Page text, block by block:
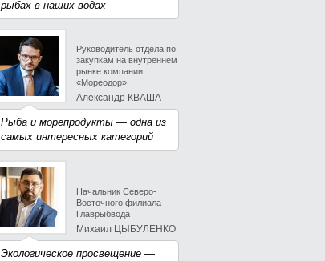
рыбах в наших водах
Руководитель отдела по
закупкам на внутреннем
рынке компании
«Мореодор»
Александр КВАША
Рыба и морепродукты — одна из
самых интересных категорий
Начальник Северо-
Восточного филиала
Главрыбвода
Михаил ЦЫБУЛЕНКО
Экологическое просвещение —